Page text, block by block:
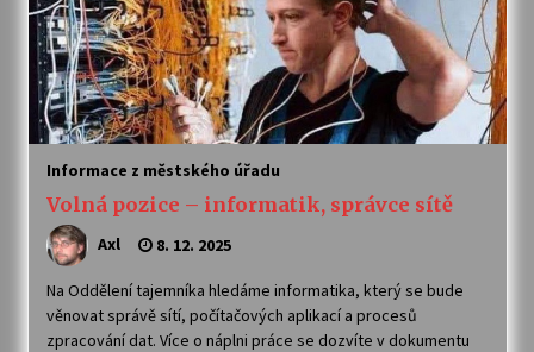
30. 7. 2026
Veselí muzikanti
30. 7. 2026
šedesátka: 28. 7.–1. 8. 2026
Letní koncerty ve Stromovce: Kolchoz a
Jenakaši
28. 7. 2026
Informace z městského úřadu
Volná pozice – informatik, správce sítě
Axl 8. 12. 2025
Na Oddělení tajemníka hledáme informatika, který se bude
věnovat správě sítí, počítačových aplikací a procesů
zpracování dat. Více o náplni práce se dozvíte v dokumentu